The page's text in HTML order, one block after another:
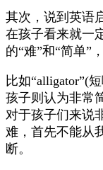
其次，说到英语
在孩子看来就一
的“难”和“简单”
比如“alligator”(
孩子则认为非常
对于孩子们来说
难，首先不能从
断。